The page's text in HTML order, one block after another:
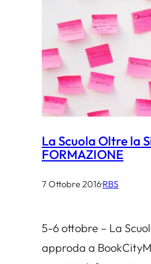
La Scuola Oltre la
FORMAZIONE
7 Ottobre 2016·RBS
5-6 ottobre – La
approda a